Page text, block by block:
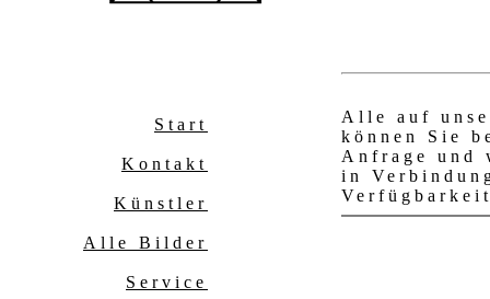
Start
Kontakt
Künstler
Alle Bilder
Service
Alle auf
können Sie
Anfrage und
in